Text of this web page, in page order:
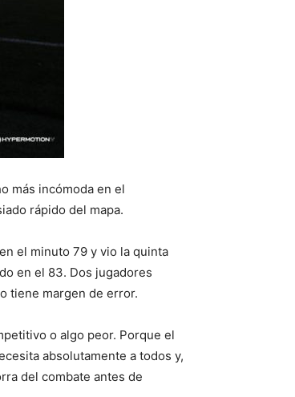
más incómoda en el
rápido del mapa.
el minuto 79 y vio la quinta
en el 83. Dos jugadores
tiene margen de error.
o algo peor. Porque el
absolutamente a todos y,
del combate antes de